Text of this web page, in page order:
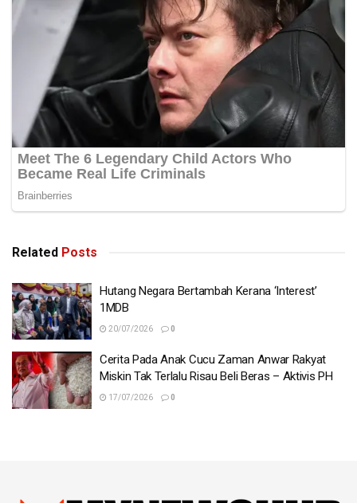
Related Posts
Hutang Negara Bertambah Kerana ‘Interest’
1MDB
20/07/2026 0
Cerita Pada Anak Cucu Zaman Anwar Rakyat
Miskin Tak Terlalu Risau Beli Beras – Aktivis PH
17/07/2026 0